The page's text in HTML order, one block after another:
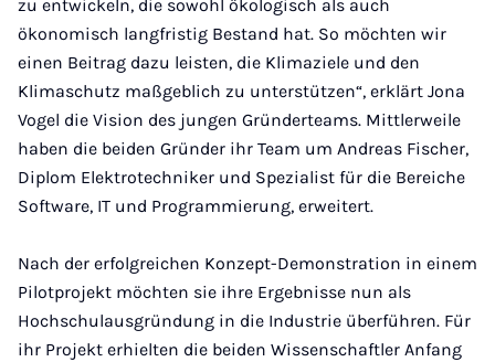
zu entwickeln, die sowohl ökologisch als auch
ökonomisch langfristig Bestand hat. So möchten wir
einen Beitrag dazu leisten, die Klimaziele und den
Klimaschutz maßgeblich zu unterstützen“, erklärt Jona
Vogel die Vision des jungen Gründerteams. Mittlerweile
haben die beiden Gründer ihr Team um Andreas Fischer,
Diplom Elektrotechniker und Spezialist für die Bereiche
Software, IT und Programmierung, erweitert.
Nach der erfolgreichen Konzept-Demonstration in einem
Pilotprojekt möchten sie ihre Ergebnisse nun als
Hochschulausgründung in die Industrie überführen. Für
ihr Projekt erhielten die beiden Wissenschaftler Anfang